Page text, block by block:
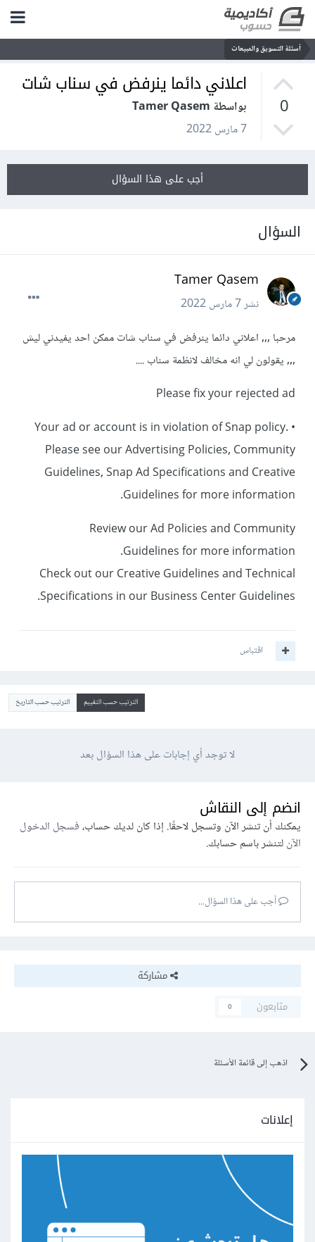
أسئلة التسويق والمبيعات
0
اعلاني دائما ينرفض في سناب شات
بواسطة Tamer Qasem
7 مارس 2022
أجب على هذا السؤال
السؤال
Tamer Qasem
نشر7 مارس 2022
مرحبا ,,, اعلاني دائما ينرفض في سناب شات ممكن احد يفيدني ليش
,,, يقولون لي انه مخالف لانظمة سناب ....
Please fix your rejected ad
• Your ad or account is in violation of Snap policy.
Please see our Advertising Policies, Community
Guidelines, Snap Ad Specifications and Creative
Guidelines for more information.
Review our Ad Policies and Community
Guidelines for more information.
Check out our Creative Guidelines and Technical
Specifications in our Business Center Guidelines.
اقتباس
الترتيب حسب التقييم الترتيب حسب التاريخ
لا توجد أي إجابات على هذا السؤال بعد
انضم إلى النقاش
يمكنك أن تنشر الآن وتسجل لاحقًا. إذا كان لديك حساب،فسجل الدخول
الآنلتنشر باسم حسابك.
أجب على هذا السؤال...
مشاركة
متابعون
0
اذهب إلى قائمة الأسئلة
إعلانات